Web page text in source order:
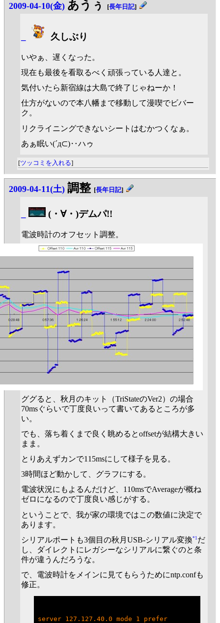
2009-04-10(金) あうぅ [長年日記]
久しぶり
いやぁ、遅くなった。
現在も最後を看取るべく頑張っている人達と。
気付いたら新宿線は大島で終了じゃねーか！
仕方がないので本八幡まで移動して漫喫でビバー
ク。
リクライニングできないシートはむかつくなぁ。
あぁ眠い(´д⊂)‥ハゥ
[ツッコミを入れる]
2009-04-11(土) 調整 [長年日記]
(・∀・)デムパ!!
電波時計のオフセット調整。
ググると、秋月のキット（TriStateのVer2）の場合
70msぐらいで丁度良いって書いてあるところが多
い。
でも、落ち着くまで良く眺めるとoffsetが結構大きい
まま。
とりあえずカンで115msにして様子を見る。
3時間ほど動かして、グラフにする。
電波状況にもよるんだけど、110msでAverageが概ね
ゼロになるので丁度良い感じがする。
ということで、我が家の環境ではこの数値に決定で
あります。
シリアルポートも3個目の秋月USB-シリアル変換*1 だ
し、ダイレクトにレガシーなシリアルに繋ぐのと条
件が違うんだろうな。
で、電波時計をメインに見てもらうためにntp.confも
修正。
server 127.127.40.0 mode 1 prefer